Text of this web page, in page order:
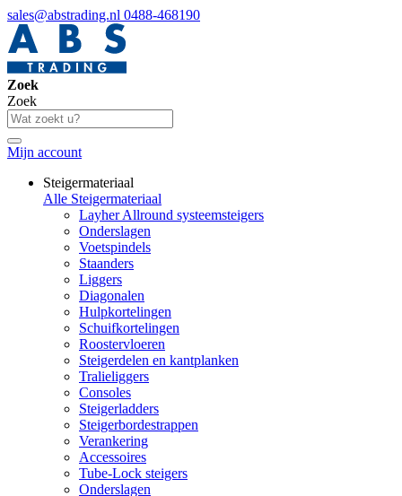
sales@abstrading.nl 0488-468190
Zoek
Zoek
Mijn account
Steigermateriaal
Alle Steigermateriaal
Layher Allround systeemsteigers
Onderslagen
Voetspindels
Staanders
Liggers
Diagonalen
Hulpkortelingen
Schuifkortelingen
Roostervloeren
Steigerdelen en kantplanken
Tralieliggers
Consoles
Steigerladders
Steigerbordestrappen
Verankering
Accessoires
Tube-Lock steigers
Onderslagen